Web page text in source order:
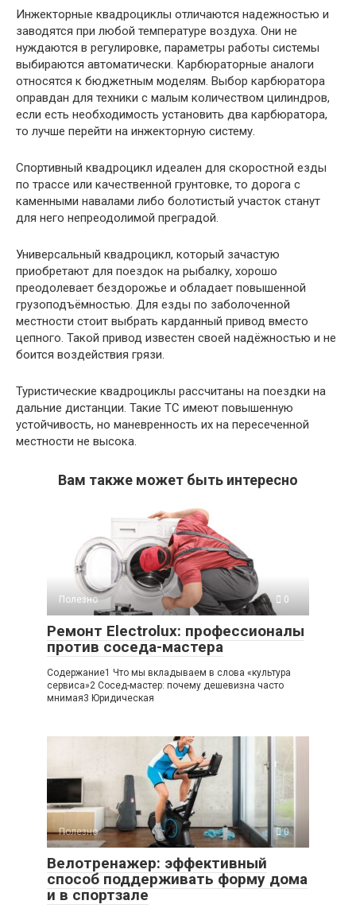
Инжекторные квадроциклы отличаются надежностью и
заводятся при любой температуре воздуха. Они не
нуждаются в регулировке, параметры работы системы
выбираются автоматически. Карбюраторные аналоги
относятся к бюджетным моделям. Выбор карбюратора
оправдан для техники с малым количеством цилиндров,
если есть необходимость установить два карбюратора,
то лучше перейти на инжекторную систему.
Спортивный квадроцикл идеален для скоростной езды
по трассе или качественной грунтовке, то дорога с
каменными навалами либо болотистый участок станут
для него непреодолимой преградой.
Универсальный квадроцикл, который зачастую
приобретают для поездок на рыбалку, хорошо
преодолевает бездорожье и обладает повышенной
грузоподъёмностью. Для езды по заболоченной
местности стоит выбрать карданный привод вместо
цепного. Такой привод известен своей надёжностью и не
боится воздействия грязи.
Туристические квадроциклы рассчитаны на поездки на
дальние дистанции. Такие ТС имеют повышенную
устойчивость, но маневренность их на пересеченной
местности не высока.
Вам также может быть интересно
Полезно 0
Ремонт Electrolux: профессионалы
против соседа-мастера
Содержание1 Что мы вкладываем в слова «культура
сервиса»2 Сосед-мастер: почему дешевизна часто
мнимая3 Юридическая
Полезно 0
Велотренажер: эффективный
способ поддерживать форму дома
и в спортзале